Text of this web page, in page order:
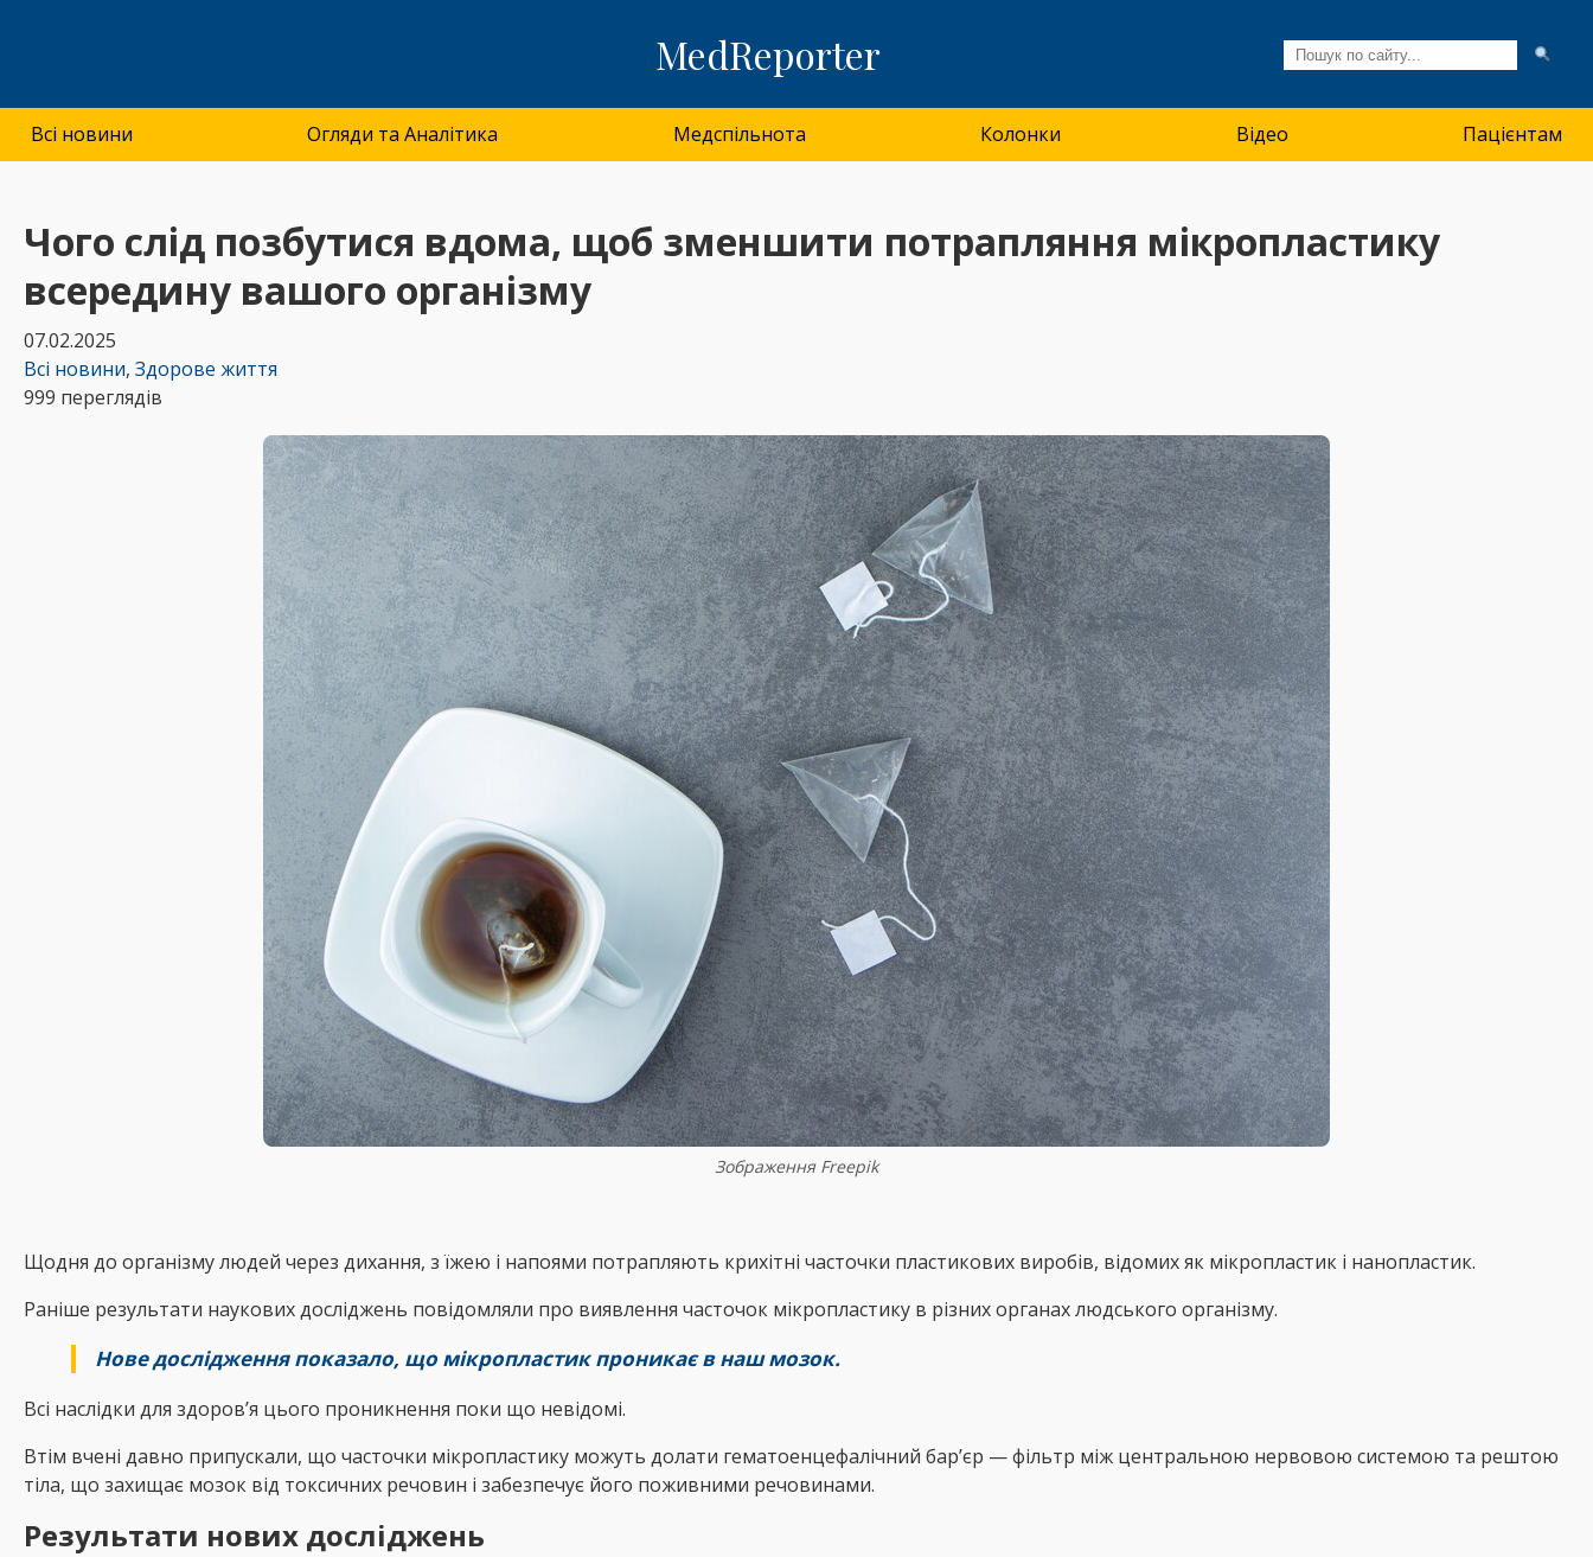
MedReporter
Всі новини Огляди та Аналітика Медспільнота Колонки Відео Пацієнтам
Чого слід позбутися вдома, щоб зменшити потрапляння мікропластику
всередину вашого організму
07.02.2025
Всі новини, Здорове життя
999 переглядів
Зображення Freepik
Щодня до організму людей через дихання, з їжею і напоями потрапляють крихітні часточки пластикових виробів, відомих як мікропластик і нанопластик.
Раніше результати наукових досліджень повідомляли про виявлення часточок мікропластику в різних органах людського організму.
Нове дослідження показало, що мікропластик проникає в наш мозок.
Всі наслідки для здоров’я цього проникнення поки що невідомі.
Втім вчені давно припускали, що часточки мікропластику можуть долати гематоенцефалічний бар’єр — фільтр між центральною нервовою системою та рештою
тіла, що захищає мозок від токсичних речовин і забезпечує його поживними речовинами.
Результати нових досліджень